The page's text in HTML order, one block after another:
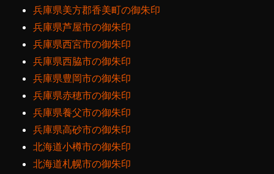
兵庫県美方郡香美町の御朱印
兵庫県芦屋市の御朱印
兵庫県西宮市の御朱印
兵庫県西脇市の御朱印
兵庫県豊岡市の御朱印
兵庫県赤穂市の御朱印
兵庫県養父市の御朱印
兵庫県高砂市の御朱印
北海道小樽市の御朱印
北海道札幌市の御朱印